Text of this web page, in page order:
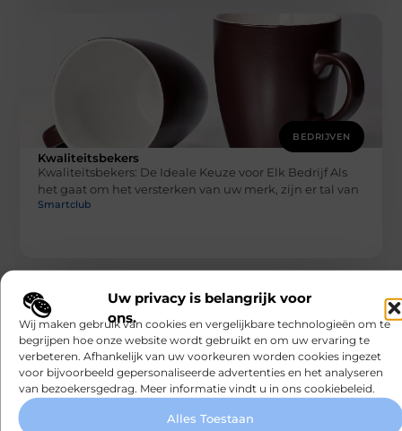
Uw privacy is belangrijk voor
ons.
Wij maken gebruik van cookies en vergelijkbare technologieën om te
begrijpen hoe onze website wordt gebruikt en om uw ervaring te
verbeteren. Afhankelijk van uw voorkeuren worden cookies ingezet
voor bijvoorbeeld gepersonaliseerde advertenties en het analyseren
van bezoekersgedrag. Meer informatie vindt u in ons cookiebeleid.
Alles Toestaan
BEDRIJVEN
Kwaliteitsbekers
Kwaliteitsbekers: De Ideale Keuze voor Elk Bedrijf Als
het gaat om het versterken van uw merk, zijn er tal van
Smartclub
BEDRIJVEN
Waarom jij vandaag nog een freelance